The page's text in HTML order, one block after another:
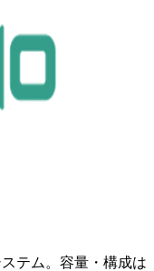
テム。容量・構成は